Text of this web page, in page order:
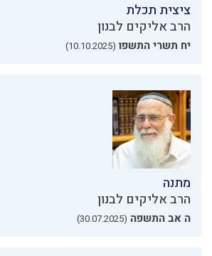
ציצית תכלת
הרב אליקים לבנון
יח תשרי התשפו (10.10.2025)
מתנה
הרב אליקים לבנון
ה אב התשפה (30.07.2025)